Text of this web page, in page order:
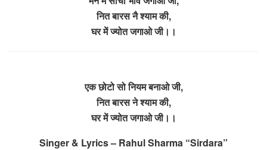
नित बारस नै श्याम की,
घर में ज्योत जगाओ जी।।
एक छोटो सो नियम बनाओ जी,
नित बारस ने श्याम की,
घर में ज्योत जगाओ जी।।
Singer & Lyrics – Rahul Sharma “Sirdara”